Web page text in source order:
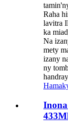
Raha
lavitra
ka
Na
mety
izany
ny